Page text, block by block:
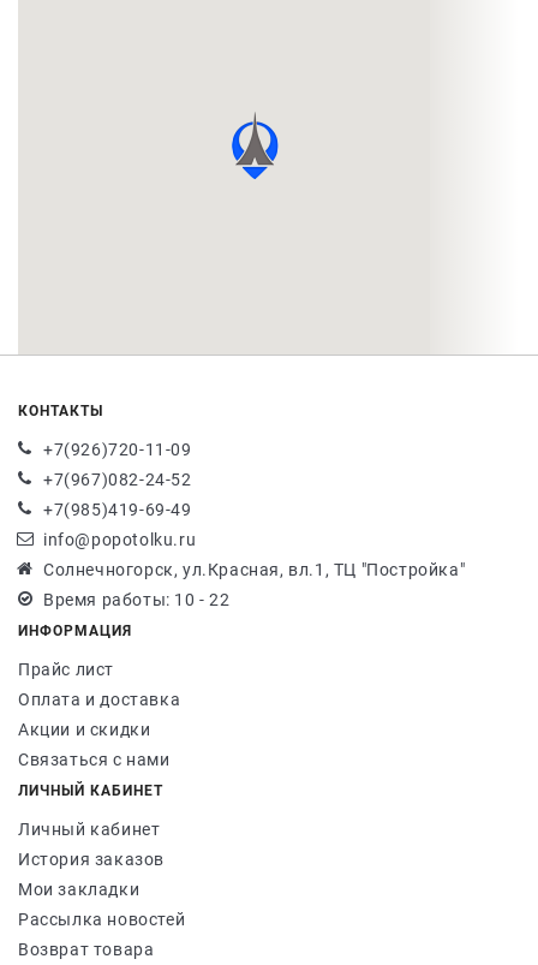
КОНТАКТЫ
+7(926)720-11-09
+7(967)082-24-52
+7(985)419-69-49
info@popotolku.ru
Солнечногорск, ул.Красная, вл.1, ТЦ "Постройка"
Время работы: 10 - 22
ИНФОРМАЦИЯ
Прайс лист
Оплата и доставка
Акции и скидки
Связаться с нами
ЛИЧНЫЙ КАБИНЕТ
Личный кабинет
История заказов
Мои закладки
Рассылка новостей
Возврат товара